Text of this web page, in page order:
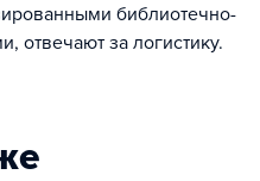
библиотечно-
отвечают за логистику.